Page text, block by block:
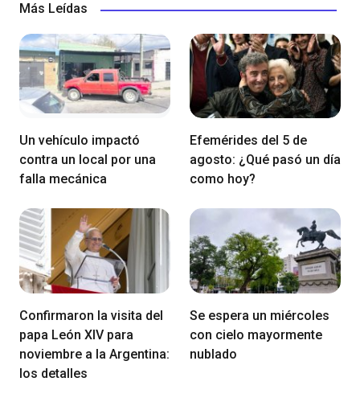
Más Leídas
Un vehículo impactó
contra un local por una
falla mecánica
Efemérides del 5 de
agosto: ¿Qué pasó un día
como hoy?
Confirmaron la visita del
papa León XIV para
noviembre a la Argentina:
los detalles
Se espera un miércoles
con cielo mayormente
nublado